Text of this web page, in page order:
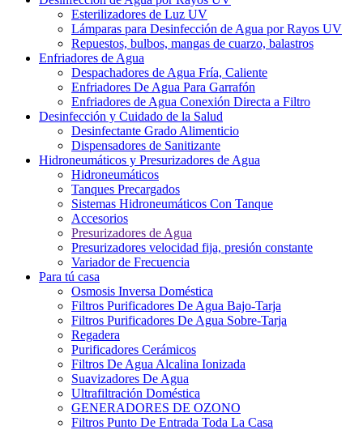
Esterilizadores de Luz UV
Lámparas para Desinfección de Agua por Rayos UV
Repuestos, bulbos, mangas de cuarzo, balastros
Enfriadores de Agua
Despachadores de Agua Fría, Caliente
Enfriadores De Agua Para Garrafón
Enfriadores de Agua Conexión Directa a Filtro
Desinfección y Cuidado de la Salud
Desinfectante Grado Alimenticio
Dispensadores de Sanitizante
Hidroneumáticos y Presurizadores de Agua
Hidroneumáticos
Tanques Precargados
Sistemas Hidroneumáticos Con Tanque
Accesorios
Presurizadores de Agua
Presurizadores velocidad fija, presión constante
Variador de Frecuencia
Para tú casa
Osmosis Inversa Doméstica
Filtros Purificadores De Agua Bajo-Tarja
Filtros Purificadores De Agua Sobre-Tarja
Regadera
Purificadores Cerámicos
Filtros De Agua Alcalina Ionizada
Suavizadores De Agua
Ultrafiltración Doméstica
GENERADORES DE OZONO
Filtros Punto De Entrada Toda La Casa